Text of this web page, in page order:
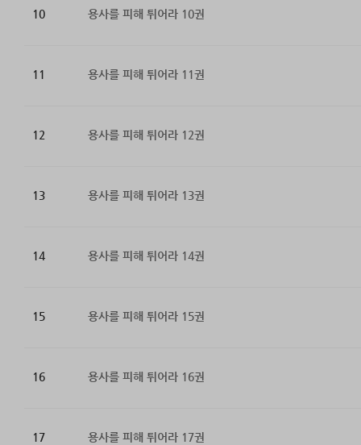
10 용사를 피해 튀어라 10권
11 용사를 피해 튀어라 11권
12 용사를 피해 튀어라 12권
13 용사를 피해 튀어라 13권
14 용사를 피해 튀어라 14권
15 용사를 피해 튀어라 15권
16 용사를 피해 튀어라 16권
17 용사를 피해 튀어라 17권